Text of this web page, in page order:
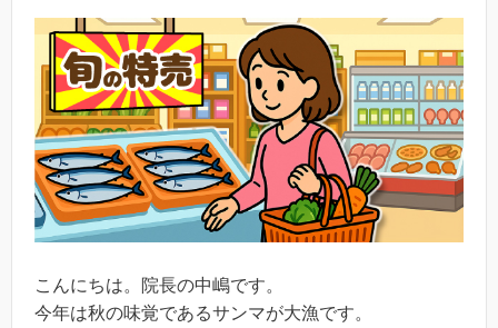
こんにちは。院長の中嶋です。
今年は秋の味覚であるサンマが大漁です。